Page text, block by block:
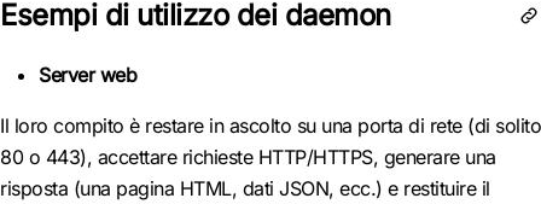
Esempi di utilizzo dei daemon
Server web
Il loro compito è restare in ascolto su una porta di rete (di solito
80 o 443), accettare richieste HTTP/HTTPS, generare una
risposta (una pagina HTML, dati JSON, ecc.) e restituire il